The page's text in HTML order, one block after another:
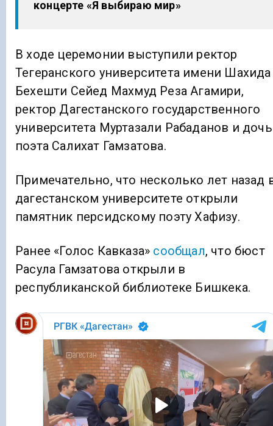
концерте «Я выбираю мир»
В ходе церемонии выступили ректор
Тегеранского университета имени Шахида
Бехешти Сейед Махмуд Реза Агамири,
ректор Дагестанского государственного
университета Муртазали Рабаданов и дочь
поэта Салихат Гамзатова.
Примечательно, что несколько лет назад
дагестанском университете открыли
памятник персидскому поэту Хафизу.
Ранее «Голос Кавказа» сообщал, что бюст
Расула Гамзатова открыли в
республиканской библиотеке Бишкека.